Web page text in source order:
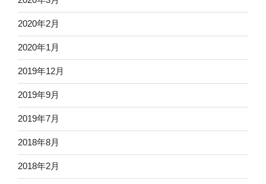
2020年2月
2020年1月
2019年12月
2019年9月
2019年7月
2018年8月
2018年2月